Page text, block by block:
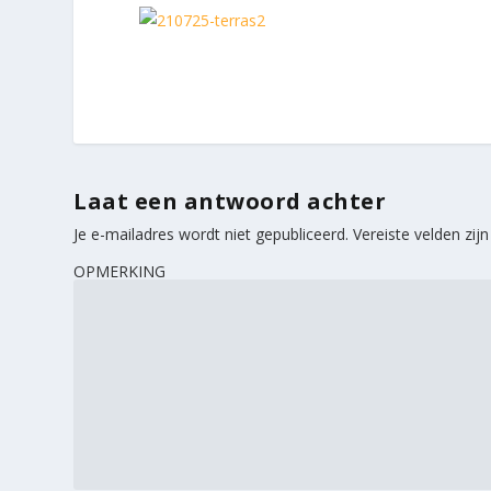
Laat een antwoord achter
Je e-mailadres wordt niet gepubliceerd. Vereiste velden
OPMERKING